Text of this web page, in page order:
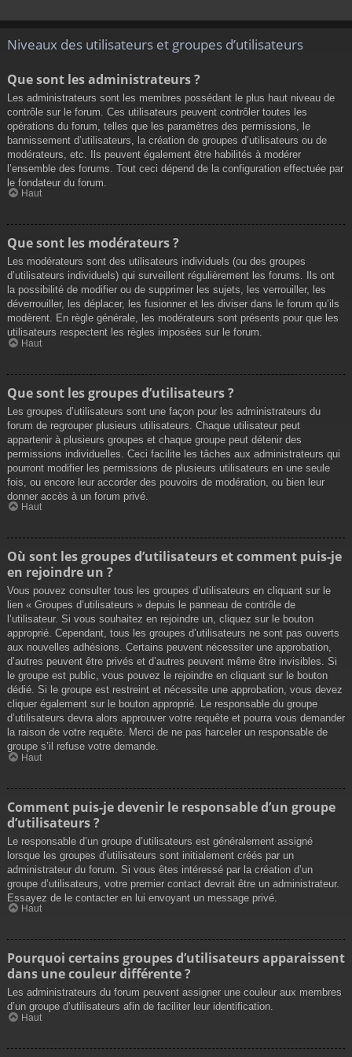
Niveaux des utilisateurs et groupes d’utilisateurs
Que sont les administrateurs ?
Les administrateurs sont les membres possédant le plus haut niveau de
contrôle sur le forum. Ces utilisateurs peuvent contrôler toutes les
opérations du forum, telles que les paramètres des permissions, le
bannissement d’utilisateurs, la création de groupes d’utilisateurs ou de
modérateurs, etc. Ils peuvent également être habilités à modérer
l’ensemble des forums. Tout ceci dépend de la configuration effectuée par
le fondateur du forum.
Haut
Que sont les modérateurs ?
Les modérateurs sont des utilisateurs individuels (ou des groupes
d’utilisateurs individuels) qui surveillent régulièrement les forums. Ils ont
la possibilité de modifier ou de supprimer les sujets, les verrouiller, les
déverrouiller, les déplacer, les fusionner et les diviser dans le forum qu’ils
modèrent. En règle générale, les modérateurs sont présents pour que les
utilisateurs respectent les règles imposées sur le forum.
Haut
Que sont les groupes d’utilisateurs ?
Les groupes d’utilisateurs sont une façon pour les administrateurs du
forum de regrouper plusieurs utilisateurs. Chaque utilisateur peut
appartenir à plusieurs groupes et chaque groupe peut détenir des
permissions individuelles. Ceci facilite les tâches aux administrateurs qui
pourront modifier les permissions de plusieurs utilisateurs en une seule
fois, ou encore leur accorder des pouvoirs de modération, ou bien leur
donner accès à un forum privé.
Haut
Où sont les groupes d’utilisateurs et comment puis-je
en rejoindre un ?
Vous pouvez consulter tous les groupes d’utilisateurs en cliquant sur le
lien « Groupes d’utilisateurs » depuis le panneau de contrôle de
l’utilisateur. Si vous souhaitez en rejoindre un, cliquez sur le bouton
approprié. Cependant, tous les groupes d’utilisateurs ne sont pas ouverts
aux nouvelles adhésions. Certains peuvent nécessiter une approbation,
d’autres peuvent être privés et d’autres peuvent même être invisibles. Si
le groupe est public, vous pouvez le rejoindre en cliquant sur le bouton
dédié. Si le groupe est restreint et nécessite une approbation, vous devez
cliquer également sur le bouton approprié. Le responsable du groupe
d’utilisateurs devra alors approuver votre requête et pourra vous demander
la raison de votre requête. Merci de ne pas harceler un responsable de
groupe s’il refuse votre demande.
Haut
Comment puis-je devenir le responsable d’un groupe
d’utilisateurs ?
Le responsable d’un groupe d’utilisateurs est généralement assigné
lorsque les groupes d’utilisateurs sont initialement créés par un
administrateur du forum. Si vous êtes intéressé par la création d’un
groupe d’utilisateurs, votre premier contact devrait être un administrateur.
Essayez de le contacter en lui envoyant un message privé.
Haut
Pourquoi certains groupes d’utilisateurs apparaissent
dans une couleur différente ?
Les administrateurs du forum peuvent assigner une couleur aux membres
d’un groupe d’utilisateurs afin de faciliter leur identification.
Haut